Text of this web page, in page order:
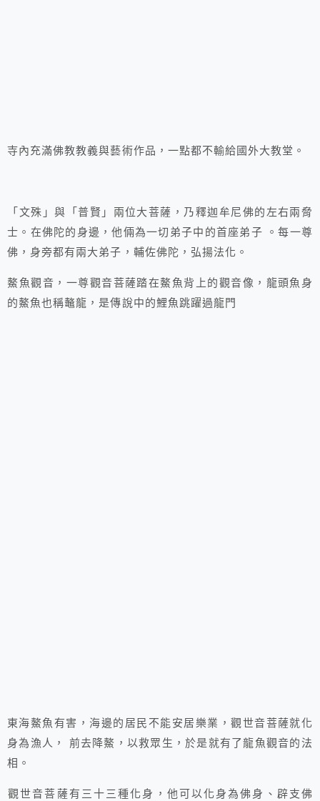
寺內充滿佛教教義與藝術作品，一點都不輸給國外大教堂。
「文殊」與「普賢」兩位大菩薩，乃釋迦牟尼佛的左右兩脅
士。在佛陀的身邊，他倆為一切弟子中的首座弟子 。每一尊
佛，身旁都有兩大弟子，輔佐佛陀，弘揚法化。
鰲魚觀音，一尊觀音菩薩踏在鰲魚背上的觀音像，龍頭魚身
的鰲魚也稱鼇龍，是傳說中的鯉魚跳躍過龍門
東海鰲魚有害，海邊的居民不能安居樂業，觀世音菩薩就化
身為漁人， 前去降鰲， 以救眾生，於是就有了龍魚觀音的法
相。
觀世音菩薩有三十三種化身，他可以化身為佛身、辟支佛